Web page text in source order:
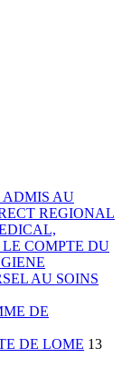
ADMIS AU
REGIONAL
COMPTE DU
AU SOINS
DE
DE LOME 13